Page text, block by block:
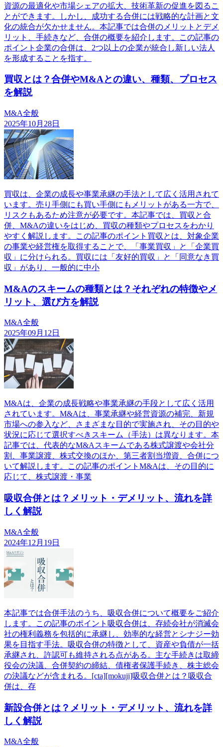
資源の最適化や市場シェアの拡大、技術革新の促進を図るこ
とができます。しかし、成功する合併には戦略的な計画と文
化の統合が欠かせません。本記事では合併のメリットとデメ
リット、手続きなど、合併の概要を紹介します。この記事の
ポイント企業の合併は、2つ以上の企業が統合し新しい法人
を形成することを指す。
買収とは？合併やM&Aとの違い、種類、プロセス
を解説
M&A全般
2025年10月28日
買収は、企業の成長や事業承継の手法として広く活用されて
います。売り手側にも買い手側にもメリットがある一方で、
リスクもあるため注意が必要です。本記事では、買収と合
併、M&Aの違いをはじめ、買収の種類やプロセスをわかり
やすく解説します。この記事のポイント買収とは、対象企業
の事業や経営権を取得することで、「事業買収」と「企業買
収」に分けられる。買収には「友好的買収」と「同意なき買
収」があり、一般的に中小
M&Aのスキームの種類とは？それぞれの特徴やメ
リット、選び方を解説
M&A全般
2025年09月12日
M&Aは、企業の成長戦略や事業承継の手段として広く活用
されています。M&Aは、事業承継や経営資源の補完、新規
市場への参入など、さまざまな目的で実施され、その目的や
状況に応じて選択すべきスキーム（手法）は異なります。本
記事では、代表的なM&Aスキームである株式譲渡や会社分
割、事業譲渡、株式交換のほか、第三者割当増資、合併につ
いて解説します。この記事のポイントM&Aは、その目的に
応じて、株式譲渡・事業
吸収合併とは？メリット・デメリット、流れを詳
しく解説
M&A全般
2024年12月19日
本記事では合併手法のうち、吸収合併について概要をご紹介
します。この記事のポイント吸収合併は、存続会社が消滅会
社の権利義務を包括的に承継し、効率的な経営とシナジー効
果を目指す手法。吸収合併の特徴として、資産や負債が一括
承継され、許認可も維持される点がある。主な手続きは取締
役会の決議、合併契約の締結、債権者保護手続き、株主総会
の決議などが含まれる。[cta][mokuji]吸収合併とは？吸収合
併は、存
新設合併とは？メリット・デメリット、流れを詳
しく解説
M&A全般